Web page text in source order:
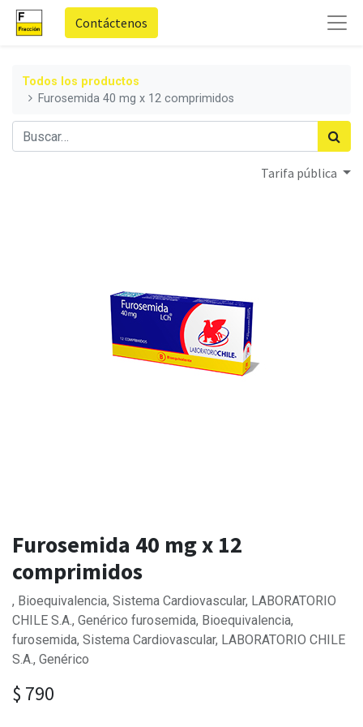
Contáctenos
Todos los productos
Furosemida 40 mg x 12 comprimidos
Tarifa pública
Furosemida 40 mg x 12
comprimidos
, Bioequivalencia, Sistema Cardiovascular, LABORATORIO
CHILE S.A., Genérico furosemida, Bioequivalencia,
furosemida, Sistema Cardiovascular, LABORATORIO CHILE
S.A., Genérico
$ 790